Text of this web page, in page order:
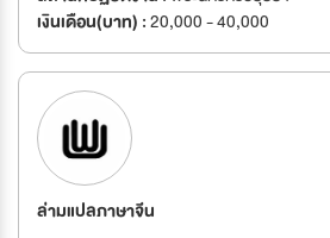
เงินเดือน(บาท) :20,000 - 40,000
ล่ามแปลภาษาจีน